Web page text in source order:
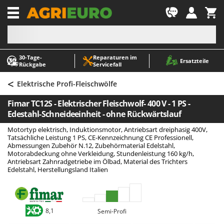
30‑Tage-
Rückgabe
Reparaturen im
Servicefall
Ersatzteile
-1
A
Abbeermaschinen - Traubenmühlen
Abfüllgeräte
Akku Gartenscheren
Akku Gras- und Strauchscheren
Akku-Stichsägen
Allzwecktransporter - Motorschubkarren
Alu-Teleskopleitern
Anbaubagger Heckbagger für Traktoren
Arbeitsschutzkleidung
Aschesauger
Astkettensägen - Hochentaster
A
ABAC
AgriEuro Premium
AgriEuro TOP-LINE
AGT
Aima
Airmec
AL-KO
ALA 2000
Alce
Alpina
Ama
< Elektrische Profi-Fleischwölfe
Fimar TC12S - Elektrischer Fleischwolf- 400 V - 1 PS -
Edestahl-Schneideeinheit - ohne Rückwärtslauf
Motortyp elektrisch, Induktionsmotor, Antriebsart dreiphasig 400V,
Tatsächliche Leistung 1 PS, CE-Kennzeichnung CE Professionell,
Abmessungen Zubehör N.12, Zubehörmaterial Edelstahl,
Motorabdeckung ohne Verkleidung, Stundenleistung 160 kg/h,
Antriebsart Zahnradgetriebe im Ölbad, Material des Trichters
Edelstahl, Herstellungsland Italien
8,1 Semi-Profi